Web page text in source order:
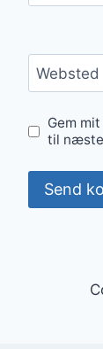
Websted
Gem
til næste